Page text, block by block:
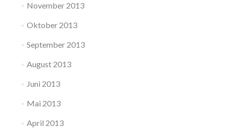
November 2013
Oktober 2013
September 2013
August 2013
Juni 2013
Mai 2013
April 2013